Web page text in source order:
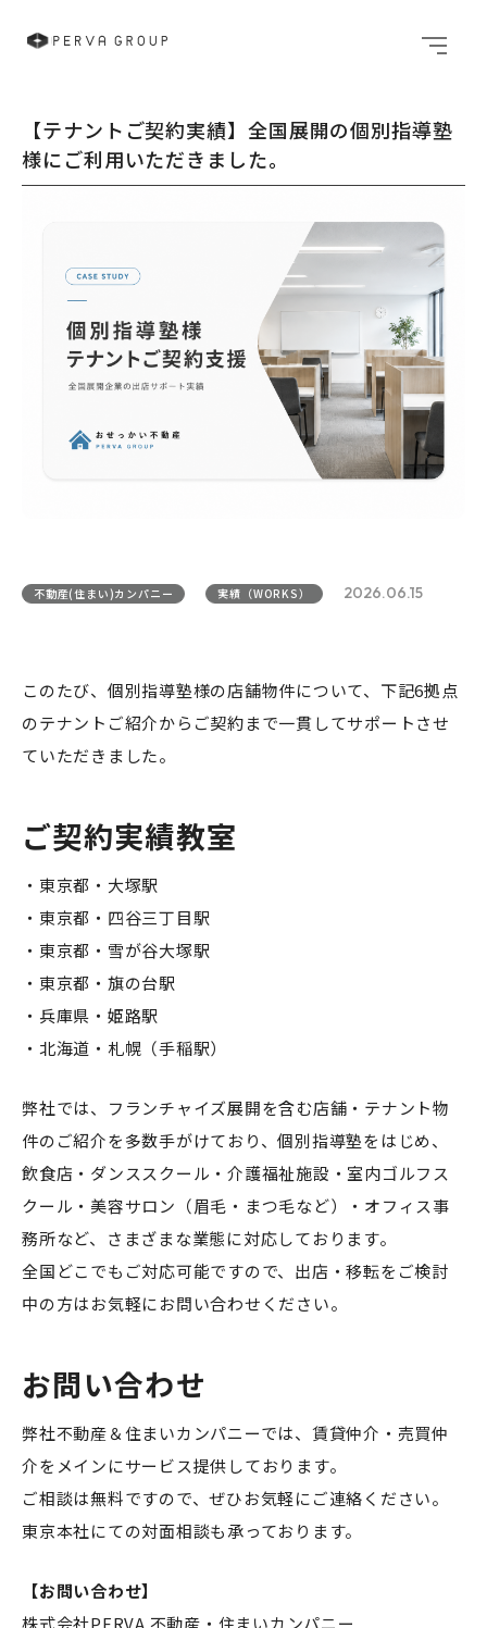
メニュ
【テナントご契約実績】全国展開の個別指導塾
様にご利用いただきました。
不動産(住まい)カンパニー 実績（WORKS） 2026.06.15
このたび、個別指導塾様の店舗物件について、下記6拠点
のテナントご紹介からご契約まで一貫してサポートさせ
ていただきました。
ご契約実績教室
・東京都・大塚駅
・東京都・四谷三丁目駅
・東京都・雪が谷大塚駅
・東京都・旗の台駅
・兵庫県・姫路駅
・北海道・札幌（手稲駅）
弊社では、フランチャイズ展開を含む店舗・テナント物
件のご紹介を多数手がけており、個別指導塾をはじめ、
飲食店・ダンススクール・介護福祉施設・室内ゴルフス
クール・美容サロン（眉毛・まつ毛など）・オフィス事
務所など、さまざまな業態に対応しております。
全国どこでもご対応可能ですので、出店・移転をご検討
中の方はお気軽にお問い合わせください。
お問い合わせ
弊社不動産＆住まいカンパニーでは、賃貸仲介・売買仲
介をメインにサービス提供しております。
ご相談は無料ですので、ぜひお気軽にご連絡ください。
東京本社にての対面相談も承っております。
【お問い合わせ】
株式会社PERVA 不動産・住まいカンパニー